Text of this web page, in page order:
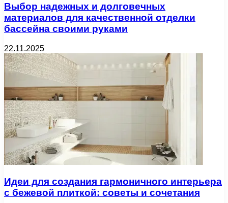
Выбор надежных и долговечных
материалов для качественной отделки
бассейна своими руками
22.11.2025
Идеи для создания гармоничного интерьера
с бежевой плиткой: советы и сочетания